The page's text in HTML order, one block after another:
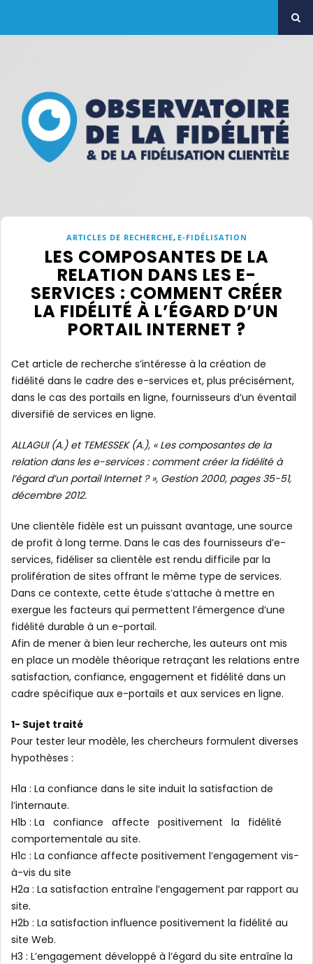
ARTICLES DE RECHERCHE, E-FIDÉLISATION
LES COMPOSANTES DE LA
RELATION DANS LES E-
SERVICES : COMMENT CRÉER
LA FIDÉLITÉ À L’ÉGARD D’UN
PORTAIL INTERNET ?
Cet article de recherche s’intéresse à la création de
fidélité dans le cadre des e-services et, plus précisément,
dans le cas des portails en ligne, fournisseurs d’un éventail
diversifié de services en ligne.
ALLAGUI (A.) et TEMESSEK (A.), « Les composantes de la
relation dans les e-services : comment créer la fidélité à
l’égard d’un portail Internet ? », Gestion 2000, pages 35-51,
décembre 2012.
Une clientèle fidèle est un puissant avantage, une source
de profit à long terme. Dans le cas des fournisseurs d’e-
services, fidéliser sa clientèle est rendu difficile par la
prolifération de sites offrant le même type de services.
Dans ce contexte, cette étude s’attache à mettre en
exergue les facteurs qui permettent l’émergence d’une
fidélité durable à un e-portail.
Afin de mener à bien leur recherche, les auteurs ont mis
en place un modèle théorique retraçant les relations entre
satisfaction, confiance, engagement et fidélité dans un
cadre spécifique aux e-portails et aux services en ligne.
1- Sujet traité
Pour tester leur modèle, les chercheurs formulent diverses
hypothèses :
H1a : La confiance dans le site induit la satisfaction de
l’internaute.
H1b : La confiance affecte positivement la fidélité
comportementale au site.
H1c : La confiance affecte positivement l’engagement vis-
à-vis du site
H2a : La satisfaction entraîne l’engagement par rapport au
site.
H2b : La satisfaction influence positivement la fidélité au
site Web.
H3 : L’engagement développé à l’égard du site entraîne la